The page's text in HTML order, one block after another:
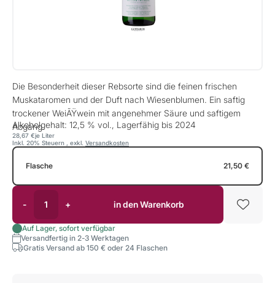
Die Besonderheit dieser Rebsorte sind die feinen frischen
Muskataromen und der Duft nach Wiesenblumen. Ein saftig
trockener WeiÃŸwein mit angenehmer Säure und saftigem
Abgang.
Alkoholgehalt: 12,5 % vol., Lagerfähig bis 2024
je Liter
28,67 €
Inkl. 20% Steuern , exkl. Versandkosten
Flasche 21,50 €
- + in den Warenkorb
Auf Lager, sofort verfügbar
Versandfertig in 2-3 Werktagen
Gratis Versand ab 150 € oder 24 Flaschen